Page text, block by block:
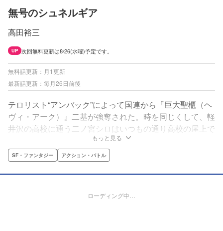
無号のシュネルギア
高田裕三
UP 次回無料更新は8/26(水曜)予定です。
無料話更新：月1更新
最新話更新：毎月26日前後
テロリスト“アンバック”によって国連から『巨大聖櫃（ヘ
ヴィ・アーク）』二基が強奪された。時を同じくして、軽
井沢の高校に通う二ノ宮シロはいつもの通り高校の屋上で
ダラけていた。世界のかたすみで起きた、その重大事件
が、自身の運命を大きく変えてしまうことも知らずに
―――。
もっと見る
SF・ファンタジー アクション・バトル
ローディング中…